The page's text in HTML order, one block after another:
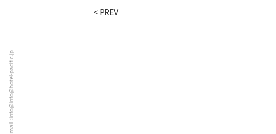
mail : info@info@hotel-pacific.jp
< PREV